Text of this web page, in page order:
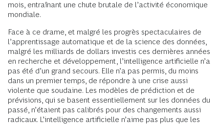
mois, entraînant une chute brutale de l’activité économique
mondiale.
Face à ce drame, et malgré les progrès spectaculaires de
l’apprentissage automatique et de la science des données,
malgré les milliards de dollars investis ces dernières années
en recherche et développement, l’intelligence artificielle n’a
pas été d’un grand secours. Elle n’a pas permis, du moins
dans un premier temps, de répondre à une crise aussi
violente que soudaine. Les modèles de prédiction et de
prévisions, qui se basent essentiellement sur les données du
passé, n’étaient pas calibrés pour des changements aussi
radicaux. L’intelligence artificielle n’aime pas plus que les